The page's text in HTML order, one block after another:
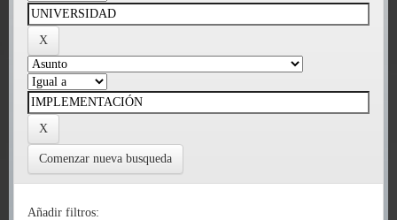
Comenzar nueva busqueda
Añadir filtros: